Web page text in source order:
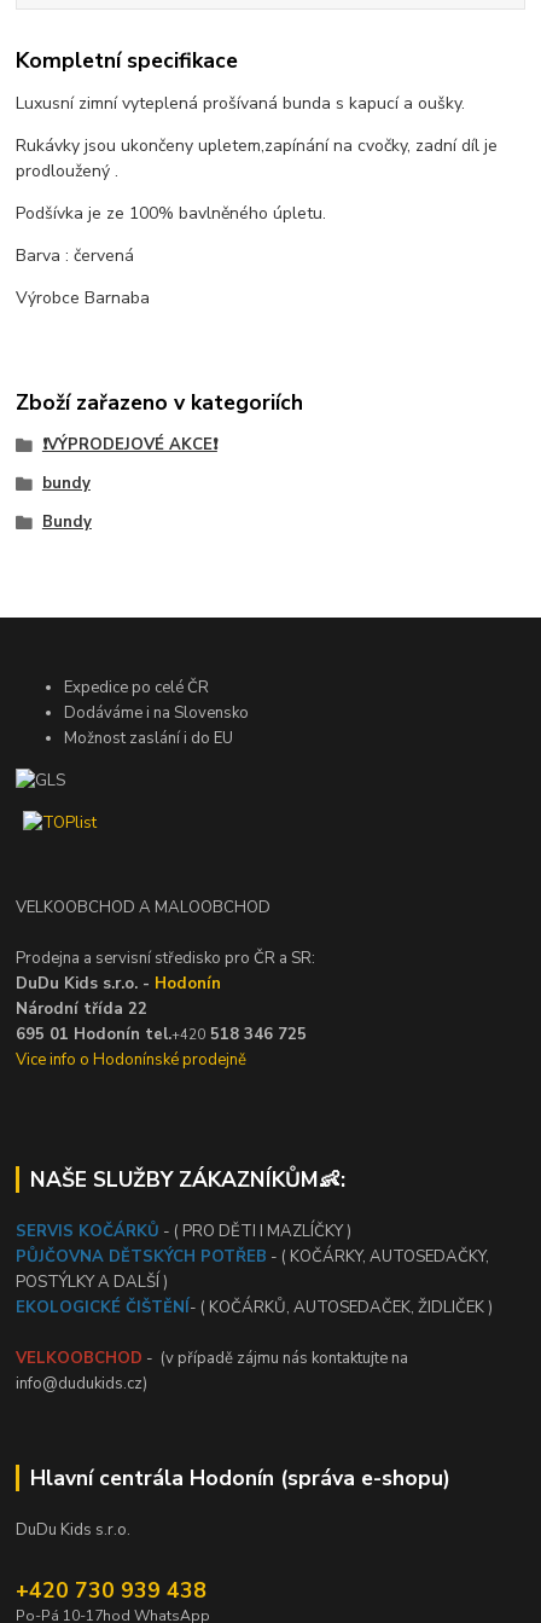
Kompletní specifikace
Luxusní zimní vyteplená prošívaná bunda s kapucí a oušky.
Rukávky jsou ukončeny upletem,zapínání na cvočky, zadní díl je
prodloužený .
Podšívka je ze 100% bavlněného úpletu.
Barva : červená
Výrobce Barnaba
Zboží zařazeno v kategoriích
❗VÝPRODEJOVÉ AKCE❗
bundy
Bundy
Expedice po celé ČR
Dodáváme i na Slovensko
Možnost zaslání i do EU
VELKOOBCHOD A MALOOBCHOD
Prodejna a servisní středisko pro ČR a SR:
DuDu Kids s.r.o. - Hodonín
Národní třída 22
695 01 Hodonín tel.+420 518 346 725
Vice info o Hodonínské prodejně
NAŠE SLUŽBY ZÁKAZNÍKŮM👶:
SERVIS KOČÁRKŮ - ( PRO DĚTI I MAZLÍČKY )
PŮJČOVNA DĚTSKÝCH POTŘEB - ( KOČÁRKY, AUTOSEDAČKY,
POSTÝLKY A DALŠÍ )
EKOLOGICKÉ ČIŠTĚNÍ- ( KOČÁRKŮ, AUTOSEDAČEK, ŽIDLIČEK )
VELKOOBCHOD - (v případě zájmu nás kontaktujte na
info@dudukids.cz)
Hlavní centrála Hodonín (správa e-shopu)
DuDu Kids s.r.o.
+420 730 939 438
Po-Pá 10-17hod WhatsApp